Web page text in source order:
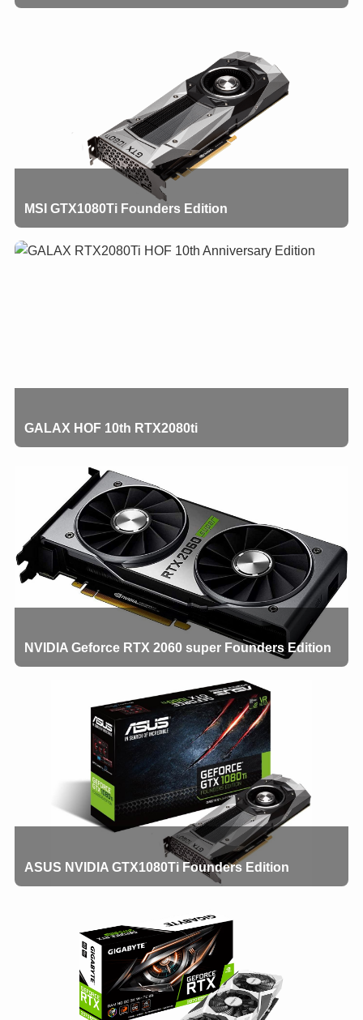
MSI GTX1080Ti Founders Edition
GALAX HOF 10th RTX2080ti
NVIDIA Geforce RTX 2060 super Founders Edition
ASUS NVIDIA GTX1080Ti Founders Edition